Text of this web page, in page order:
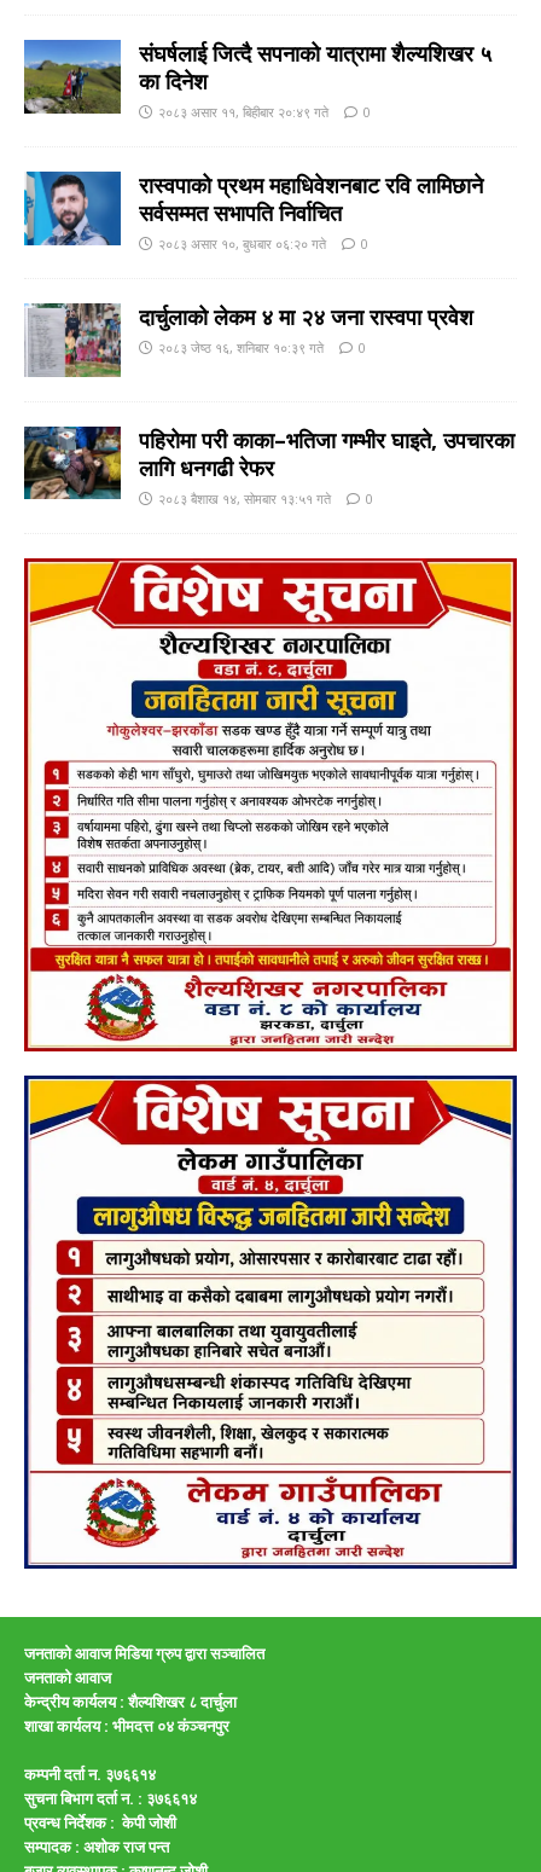
संघर्षलाई जित्दै सपनाको यात्रामा शैल्यशिखर ५
का दिनेश
२०८३ असार ११, बिहीबार २०:४९ गते 0
रास्वपाको प्रथम महाधिवेशनबाट रवि लामिछाने
सर्वसम्मत सभापति निर्वाचित
२०८३ असार १०, बुधबार ०६:२० गते 0
दार्चुलाको लेकम ४ मा २४ जना रास्वपा प्रवेश
२०८३ जेष्ठ १६, शनिबार १०:३९ गते 0
पहिरोमा परी काका–भतिजा गम्भीर घाइते, उपचारका
लागि धनगढी रेफर
२०८३ बैशाख १४, सोमबार १३:५१ गते 0
जनताको आवाज मिडिया ग्रुप द्वारा सञ्चालित
जनताको आवाज
केन्द्रीय कार्यलय : शैल्यशिखर ८ दार्चुला
शाखा कार्यलय : भीमदत्त ०४ कंञ्चनपुर
कम्पनी दर्ता न. ३७६६१४
सुचना बिभाग दर्ता न. : ३७६६१४
प्रवन्ध निर्देशक : केपी जाेशी
सम्पादक : अशाेक राज पन्त